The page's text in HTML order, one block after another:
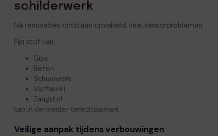
schilderwerk
Na renovaties ontstaan opvallend veel sensorproblemen.
Fijn stof van:
Gips
Beton
Schuurwerk
Verfnevel
Zaagstof
kan in de melder terechtkomen.
Veilige aanpak tijdens verbouwingen